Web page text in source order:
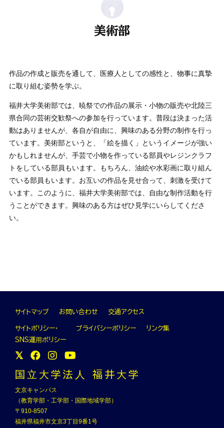
美術部
作品の作成と販売を通して、医療人としての感性と、物事に真摯
に取り組む姿勢を学ぶ。
福井大学美術部では、暁祭での作品の展示・小物の販売や北陸三
県合同の芸術交歓祭への参加を行っています。普段は決まった活
動はありませんが、各自が自由に、興味のある分野の制作を行っ
ています。美術部というと、「絵を描く」というイメージが強い
かもしれませんが、手芸で小物を作っている部員やレジンクラフ
トをしている部員もいます。もちろん、油絵や水彩画に取り組ん
でいる部員もいます。お互いの作品を見せ合って、刺激を受けて
います。このように、福井大学美術部では、自由な制作活動を行
うことができます。興味のある方はぜひ見学にいらしてくださ
い。
国⽴⼤学法⼈ 福井⼤学
文京キャンパス
（教育学部・工学部・国際地域学部）
〒910-8507
福井県福井市文京3丁目9番1号
サイトマップ お問い合わせ 交通アクセス
サイトポリシー・
SNS運⽤ポリシー
プライバシーポリシー リンク集